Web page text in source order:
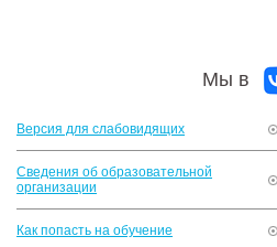
Мы в
Версия для слабовидящих
Сведения об образовательной
организации
Как попасть на обучение